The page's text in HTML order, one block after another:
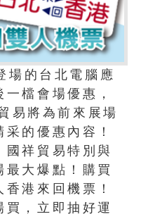
場的台北電腦應
檔會場優惠，
易將為前來展場
的優惠內容！
國祥貿易特別與
最大爆點！購買
港來回機票！
買，立即抽好運